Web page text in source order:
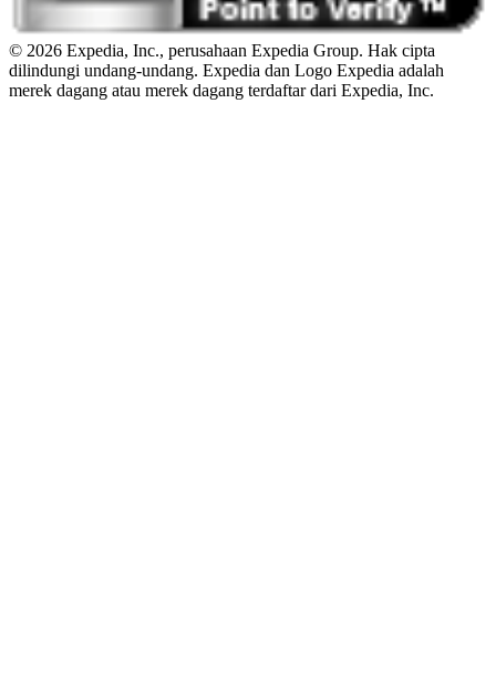
© 2026 Expedia, Inc., perusahaan Expedia Group. Hak cipta
dilindungi undang-undang. Expedia dan Logo Expedia adalah
merek dagang atau merek dagang terdaftar dari Expedia, Inc.